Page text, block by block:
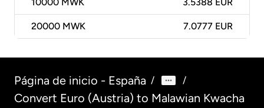
10000 MWK 3.5388 EUR
20000 MWK 7.0777 EUR
Página de inicio - España / /
Convert Euro (Austria) to Malawian Kwacha